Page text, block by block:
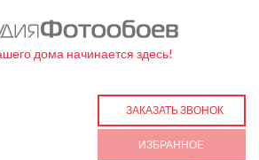
дома начинается здесь!
ЗАКАЗАТЬ ЗВОНОК
ИЗБРАННОЕ